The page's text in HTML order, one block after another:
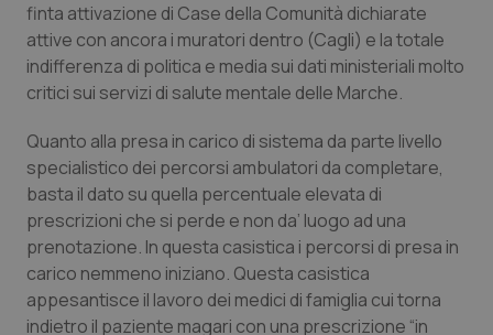
Psoriasi & pelle
Quotidiano Cardiologia
Quotidiano Chirurgia
Quotidiano Oncologia
Quotidiano Pediatria
Rene & patologie urogenitali
finta attivazione di Case della Comunità dichiarate
attive con ancora i muratori dentro (Cagli) e la totale
indifferenza di politica e media sui dati ministeriali molto
critici sui servizi di salute mentale delle Marche.
Quanto alla presa in carico di sistema da parte livello
specialistico dei percorsi ambulatori da completare,
basta il dato su quella percentuale elevata di
prescrizioni che si perde e non da’ luogo ad una
prenotazione. In questa casistica i percorsi di presa in
carico nemmeno iniziano. Questa casistica
appesantisce il lavoro dei medici di famiglia cui torna
indietro il paziente magari con una prescrizione “in